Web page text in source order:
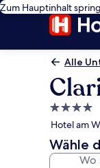
Zum Hauptinhalt
Alle
4.0-
Sterne-
Unterkunft
Hotel am
Wähle
Wo